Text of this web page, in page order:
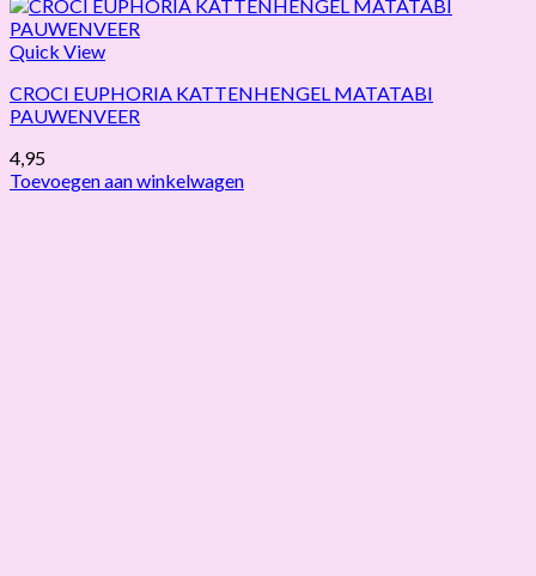
Quick View
CROCI EUPHORIA KATTENHENGEL MATATABI
PAUWENVEER
4,95
Toevoegen aan winkelwagen